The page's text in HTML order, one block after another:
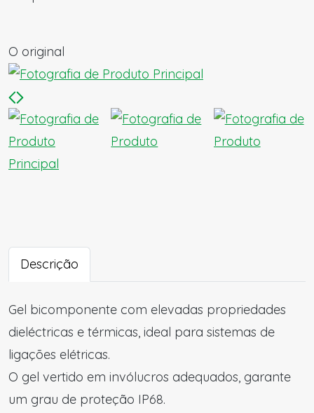
O original
Descrição
Gel bicomponente com elevadas propriedades
dieléctricas e térmicas, ideal para sistemas de
ligações elétricas.
O gel vertido em invólucros adequados, garante
um grau de proteção IP68.